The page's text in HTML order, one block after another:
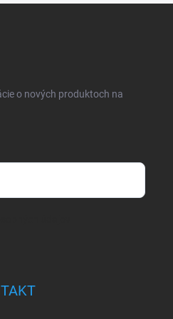
o nových produktoch na